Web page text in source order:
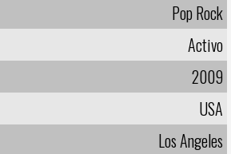
Pop Rock
Activo
2009
USA
Los Angeles